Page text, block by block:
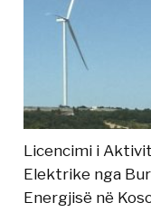
Licencimi i
Elektrike nga
Energjisë në